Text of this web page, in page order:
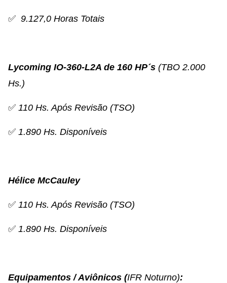
✅ 9.127,0 Horas Totais
Lycoming IO-360-L2A de 160 HP´s (TBO 2.000
Hs.)
✅ 110 Hs. Após Revisão (TSO)
✅ 1.890 Hs. Disponíveis
Hélice McCauley
✅ 110 Hs. Após Revisão (TSO)
✅ 1.890 Hs. Disponíveis
Equipamentos / Aviônicos (IFR Noturno):